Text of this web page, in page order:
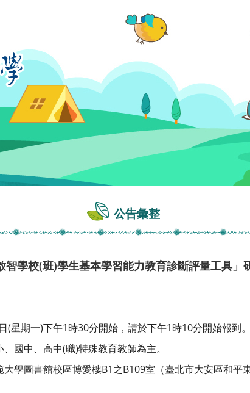
公告彙整
學校(班)學生基本學習能力教育診斷評量工具」
(星期一)下午1時30分開始，請於下午1時10分開始報到。
國中、高中(職)特殊教育教師為主。
學圖書館校區博愛樓B1之B109室（臺北市大安區和平